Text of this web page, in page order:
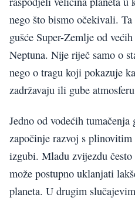
nego što bismo očekivali.
gušće Super-Zemlje od
Neptuna. Nije riječ samo o
nego o tragu koji pokazuje
zadržavaju ili gube
Jedno od vodećih
započinje razvoj s
izgubi. Mladu zvijezdu
može postupno uklanjati
planeta. U drugim